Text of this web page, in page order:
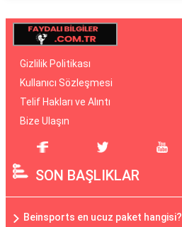
Gizlilik Politikası
Kullanıcı Sözleşmesi
Telif Hakları ve Alıntı
Bize Ulaşın
SON BAŞLIKLAR
Beinsports en ucuz paket hangisi?